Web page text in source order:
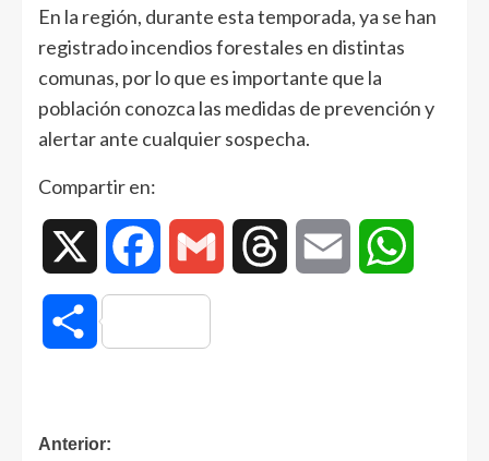
En la región, durante esta temporada, ya se han
registrado incendios forestales en distintas
comunas, por lo que es importante que la
población conozca las medidas de prevención y
alertar ante cualquier sospecha.
Compartir en:
Facebook Gmail Threads Email
Compartir
Anterior: